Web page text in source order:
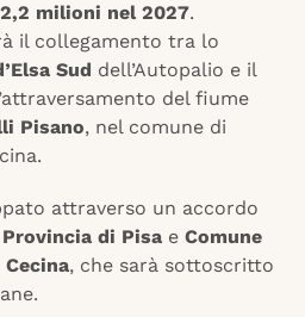
2,2 milioni nel 2027.
il collegamento tra lo
Sud dell’Autopalio e il
del fiume
Pisano, nel comune di
attraverso un accordo
Provincia di Pisa e Comune
, che sarà sottoscritto